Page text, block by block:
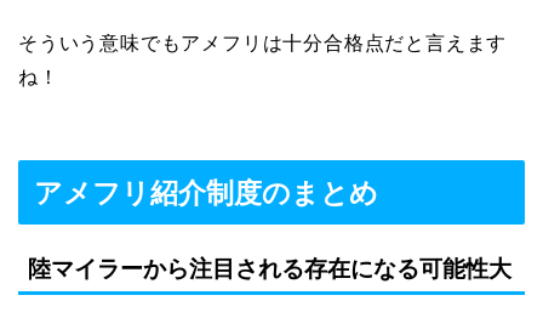
そういう意味でもアメフリは十分合格点だと言えます
ね！
アメフリ紹介制度のまとめ
陸マイラーから注目される存在になる可能性大